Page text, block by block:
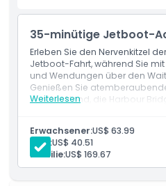
Inklusivleistungen
Richtlinie für Kinder und
Nicht geeignet für
35-minütige Jetboot-
Erleben Sie den Nervenkitzel
Jetboot-Fahrt, während Sie
und Wendungen über den
Genießen Sie
von Auckland, die Harbour
Sightseeing-Fans
Weiterlesen
Erwachsener:US$ 63.99
Kind:US$ 40.51
Familie:US$ 169.67